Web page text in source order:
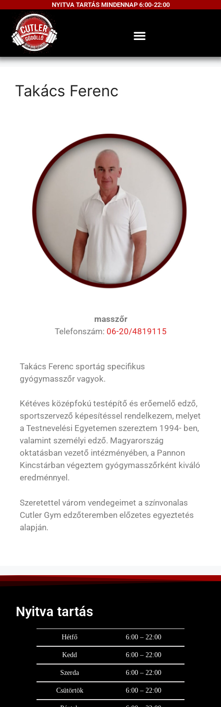
NYITVA TARTÁS MINDENNAP 6:00-22:00
Takács Ferenc
masszőr
Telefonszám: 06-20/4819115
Takács Ferenc sportág specifikus
gyógymasszőr vagyok.
Kétéves középfokú testépítő és erőemelő edző,
sportszervező képesítéssel rendelkezem, melyet
a Testnevelési Egyetemen szereztem 1994- ben,
valamint személyi edző. Magyarország
oktatásban vezető intézményében, a Pannon
Kincstárban végeztem gyógymasszőrként kiváló
eredménnyel.
Szeretettel várom vendegeimet a színvonalas
Cutler Gym edzőteremben előzetes egyeztetés
alapján.
Nyitva tartás
Hétfő 6:00 – 22:00
Kedd 6:00 – 22:00
Szerda 6:00 – 22:00
Csütörtök 6:00 – 22:00